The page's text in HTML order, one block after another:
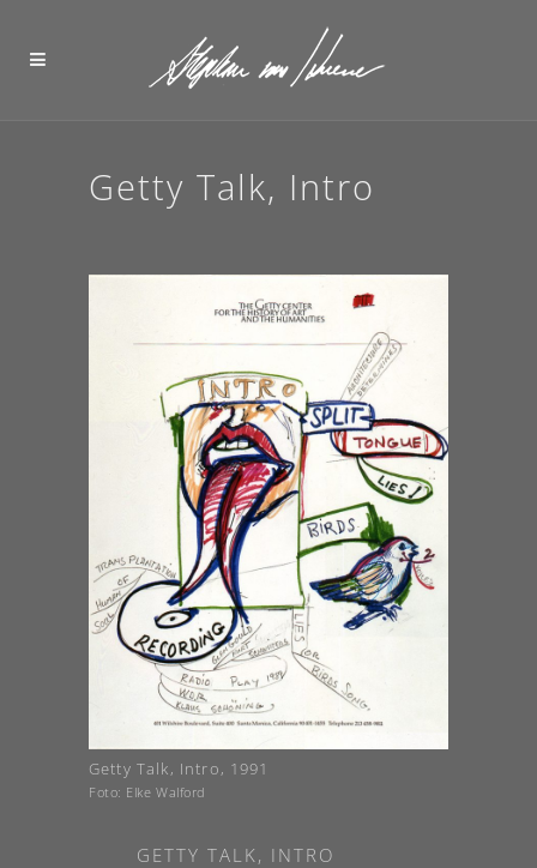
Getty Talk, Intro
Getty Talk, Intro, 1991
Foto: Elke Walford
GETTY TALK, INTRO